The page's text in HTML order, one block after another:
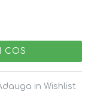
COS
in Wishlist